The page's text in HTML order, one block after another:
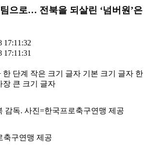
으로… 전북을 되살린 ‘넘버원’은
17:11:32
17:11:31
한 단계 작은 크기 글자 기본 크기 글자 한
장 큰 크기 글자
감독. 사진=한국프로축구연맹 제공
축구연맹 제공